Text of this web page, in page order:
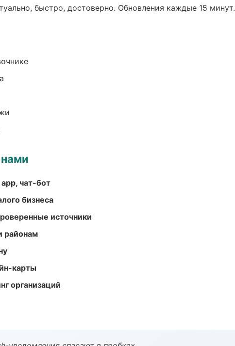
быстро, достоверно. Обновления каждые 15 минут.
чат-бот
бизнеса
источники
районам
карты
организаций